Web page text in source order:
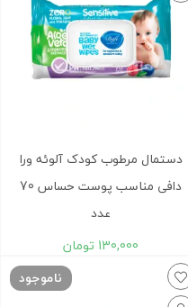
دستمال مرطوب کودک آلوئه ورا
دافی مناسب پوست حساس 70
عدد
130,000 تومان
ناموجود